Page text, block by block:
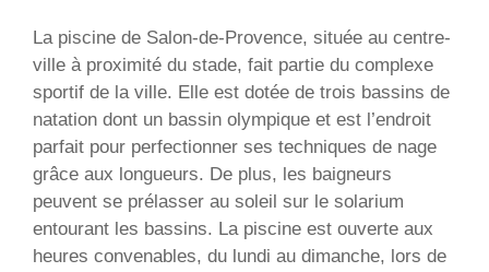
La piscine de Salon-de-Provence, située au centre-
ville à proximité du stade, fait partie du complexe
sportif de la ville. Elle est dotée de trois bassins de
natation dont un bassin olympique et est l’endroit
parfait pour perfectionner ses techniques de nage
grâce aux longueurs. De plus, les baigneurs
peuvent se prélasser au soleil sur le solarium
entourant les bassins. La piscine est ouverte aux
heures convenables, du lundi au dimanche, lors de